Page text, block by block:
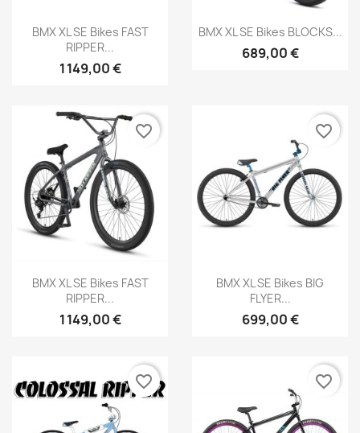
Aperçu rapide
BMX XL SE Bikes FAST
RIPPER...
1 149,00 €
Aperçu rapide
BMX XL SE Bikes BLOCKS...
689,00 €
Aperçu rapide
BMX XL SE Bikes FAST
RIPPER...
1 149,00 €
favorite_border
Aperçu rapide
BMX XL SE Bikes BIG
FLYER...
699,00 €
favorite_border
favorite_border favorite_border